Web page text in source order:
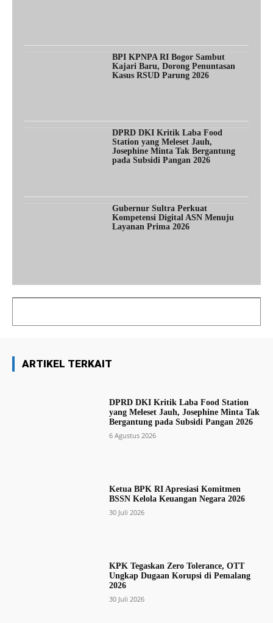
BPI KPNPA RI Bogor Sambut
Kajari Baru, Dorong Penuntasan
Kasus RSUD Parung 2026
DPRD DKI Kritik Laba Food
Station yang Meleset Jauh,
Josephine Minta Tak Bergantung
pada Subsidi Pangan 2026
Gubernur Sultra Perkuat
Kompetensi Digital ASN Menuju
Layanan Prima 2026
ARTIKEL TERKAIT
DPRD DKI Kritik Laba Food Station
yang Meleset Jauh, Josephine Minta Tak
Bergantung pada Subsidi Pangan 2026
6 Agustus 2026
Ketua BPK RI Apresiasi Komitmen
BSSN Kelola Keuangan Negara 2026
30 Juli 2026
KPK Tegaskan Zero Tolerance, OTT
Ungkap Dugaan Korupsi di Pemalang
2026
30 Juli 2026